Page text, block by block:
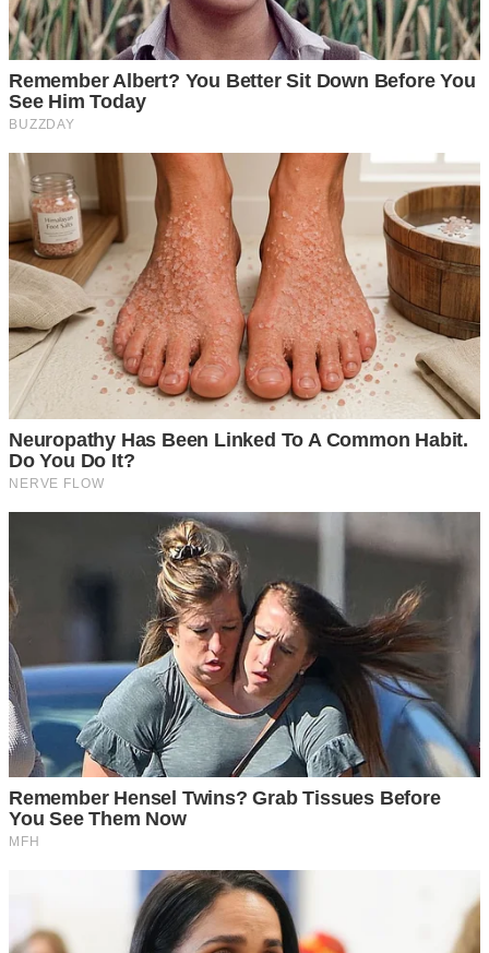
3 ขอทาง
ขณะที่เราขับรถอยู่แล้วมีรถบรรทุกที่ต่อท้ายกันมา พย าย าม
แฉลบหัวรถออกมาจากแถวพร้อมกับกระพริบไฟสูง 1 ครั้ง
เป็นการส่งสัญญาณว่า “ขอทางหน่อยนะ” เป็นการบอกให้รู้ว่า
เขากำลังจะเร่งเครื่องเพื่อแซงขึ้นมาและต้องการขับเข้ามาใน
เลนของเรา หากเราเห็นและสามารถหลีกทางให้ได้ ก็ให้หลีก
ทางให้พร้อมกับกระพริบไฟสูงตอบกลับไป 1 ครั้ง